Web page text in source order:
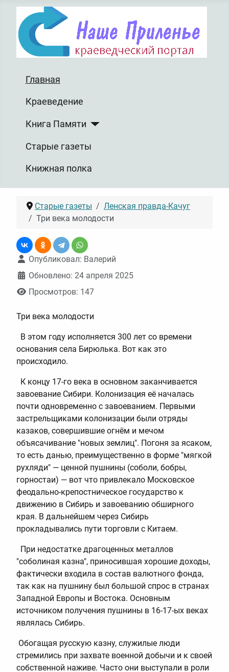
Главная
Краеведение
Книга Памяти
Старые газеты
Книжная полка
Старые газеты
Ленская правда-Качуг
Три века молодости
Информация о материале
Опубликовал: Валерий
Обновлено: 24 апреля 2025
Просмотров: 147
Три века молодости
В этом году исполняется 300 лет со времени
основания села Бирюлька. Вот как это
происходило.
К концу 17-го века в основном заканчивается
завоевание Сибири. Колонизация её началась
почти одновременно с завоеванием. Первыми
застрельщиками колонизации были отряды
казаков, совершившие огнём и мечом
объясачивание "новых землиц". Погоня за ясаком,
то есть данью, преимущественно в форме "мягкой
рухляди" — ценной пушнины (соболи, бобры,
горностаи) — вот что привлекало Московское
феодально-крепостническое государство к
движению в Сибирь и завоеванию обширного
края. В дальнейшем через Сибирь
прокладывались пути торговли с Китаем.
При недостатке драгоценных металлов
"соболиная казна", приносившая хорошие доходы,
фактически входила в состав валютного фонда,
так как на пушнину был большой спрос в странах
Западной Европы и Востока. Основным
источником получения пушнины в 16-17-ых веках
являлась Сибирь.
Обогащая русскую казну, служилые люди
стремились при захвате военной добычи и к своей
собственной наживе. Часто они выступали в роли